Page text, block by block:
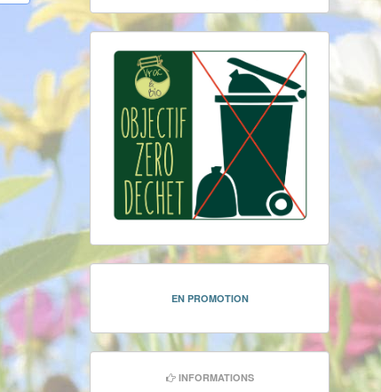
EN PROMOTION
INFORMATIONS